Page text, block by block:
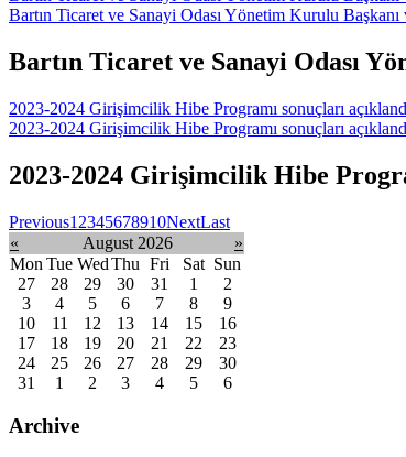
Bartın Ticaret ve Sanayi Odası Yönetim Kurulu
Bartın Ticaret ve Sanayi Odası
2023-2024 Girişimcilik Hibe Programı sonuçları
2023-2024 Girişimcilik Hibe Programı sonuçları
2023-2024 Girişimcilik Hibe
Previous1 2345678910NextLast
«
August 2026
»
Mon Tue WedThu Fri Sat Sun
27
28 29 30 31 1
2
3
4 5 6 7 8
9
10
11 12 13 14 15
16
17
18 19 20 21 22
23
24
25 26 27 28 29
30
31
1 2 3 4 5 6
Archive